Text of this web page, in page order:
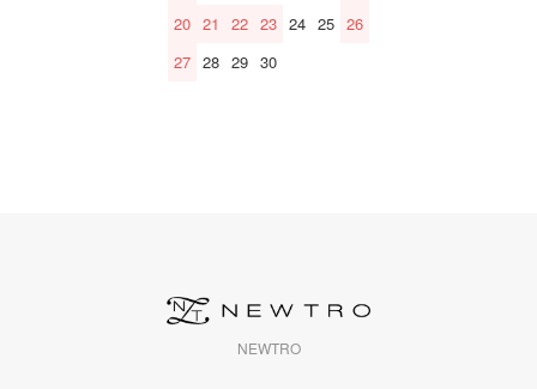
20 21 22 23 24 25 26
27 28 29 30
NEWTRO